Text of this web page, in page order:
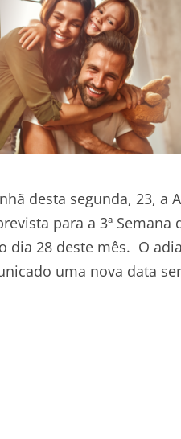
desta segunda, 23, a
para a 3ª
dia 28 deste mês. O
uma nova data